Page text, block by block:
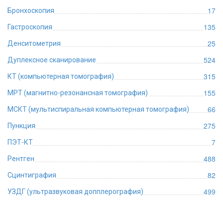
Бронхоскопия 17
Гастроскопия 135
Денситометрия 25
Дуплексное сканирование 524
КТ (компьютерная томография) 315
МРТ (магнитно-резонансная томография) 155
МСКТ (мультиспиральная компьютерная томография) 66
Пункция 275
ПЭТ-КТ 7
Рентген 488
Сцинтиграфия 82
УЗДГ (ультразвуковая допплерография) 499